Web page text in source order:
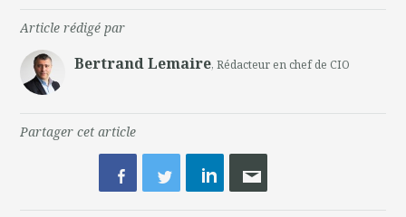
Article rédigé par
Bertrand Lemaire, Rédacteur en chef de CIO
Partager cet article